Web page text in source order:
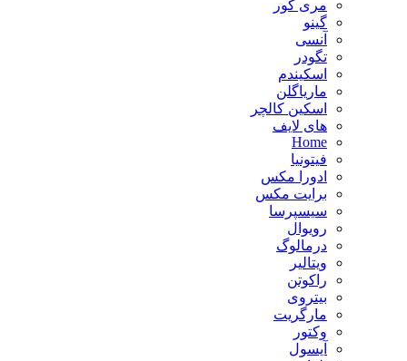
مری کور
گینو
آنسی
تگودر
اسکیندم
ماریاگلن
اسکین کالچر
های لایف
Home
فیتونیا
ادورا مکس
برایت مکس
سیسپرسا
رویوال
درمالوگ
ویتالیر
راکوتن
بیتروی
مارگریت
وکتور
آیسول